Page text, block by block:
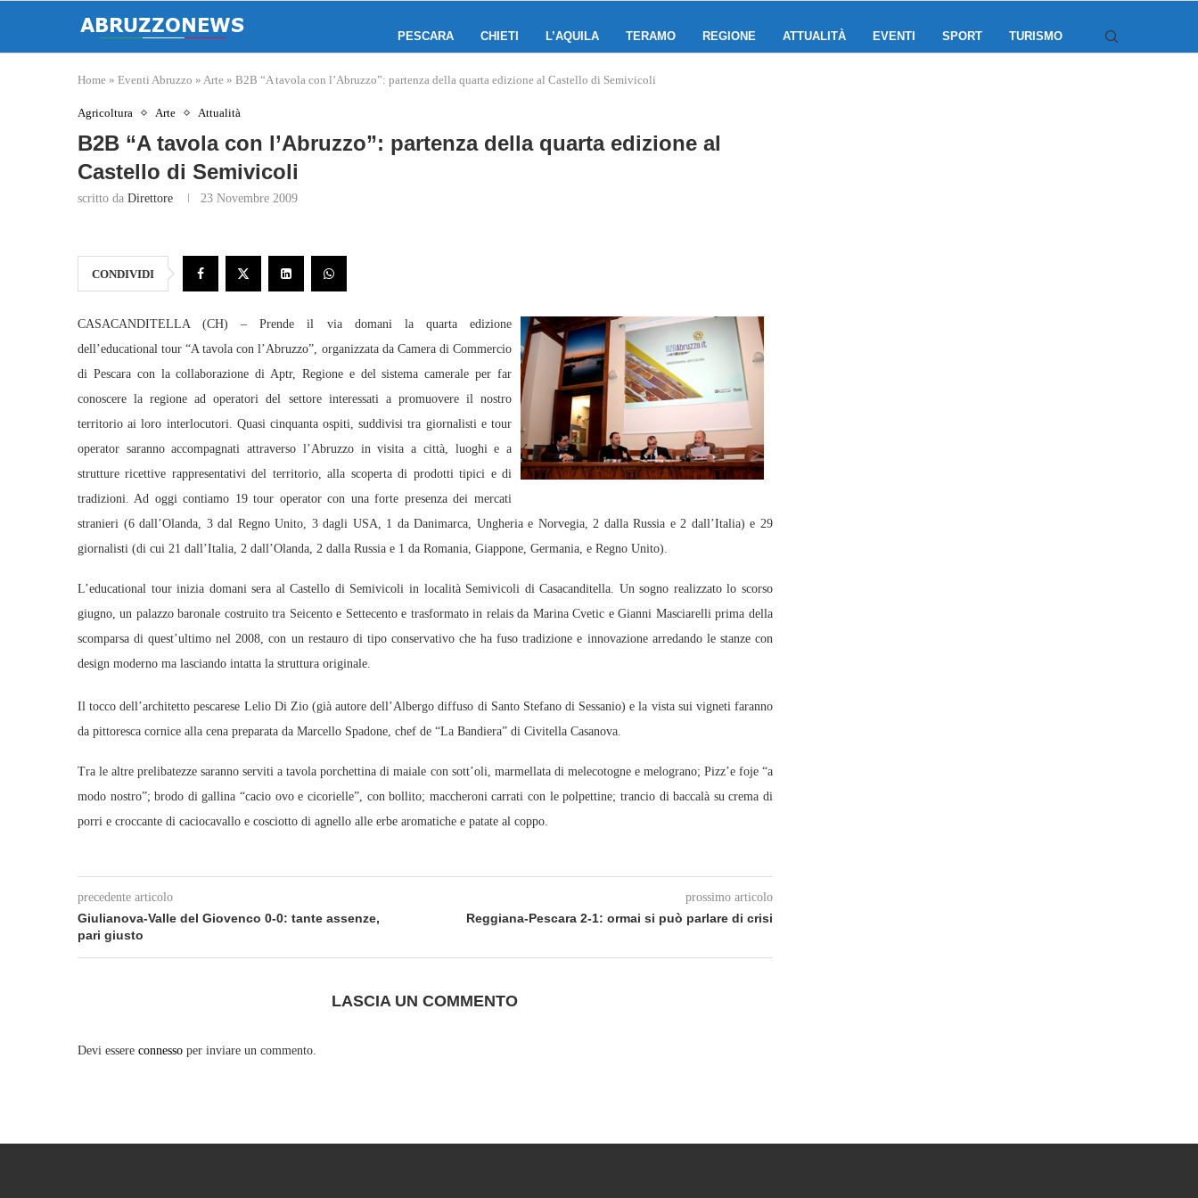
PESCARA CHIETI L’AQUILA TERAMO REGIONE ATTUALITÀ EVENTI SPORT TURISMO
Home » Eventi Abruzzo » Arte » B2B “A tavola con l’Abruzzo”: partenza della quarta edizione al Castello di Semivicoli
Agricoltura Arte Attualità
B2B “A tavola con l’Abruzzo”: partenza della quarta edizione al
Castello di Semivicoli
scritto da Direttore 23 Novembre 2009
CONDIVIDI
CASACANDITELLA (CH) – Prende il via domani la quarta edizione
dell’educational tour “A tavola con l’Abruzzo”, organizzata da Camera di Commercio
di Pescara con la collaborazione di Aptr, Regione e del sistema camerale per far
conoscere la regione ad operatori del settore interessati a promuovere il nostro
territorio ai loro interlocutori. Quasi cinquanta ospiti, suddivisi tra giornalisti e tour
operator saranno accompagnati attraverso l’Abruzzo in visita a città, luoghi e a
strutture ricettive rappresentativi del territorio, alla scoperta di prodotti tipici e di
tradizioni. Ad oggi contiamo 19 tour operator con una forte presenza dei mercati
stranieri (6 dall’Olanda, 3 dal Regno Unito, 3 dagli USA, 1 da Danimarca, Ungheria e Norvegia, 2 dalla Russia e 2 dall’Italia) e 29
giornalisti (di cui 21 dall’Italia, 2 dall’Olanda, 2 dalla Russia e 1 da Romania, Giappone, Germania, e Regno Unito).
L’educational tour inizia domani sera al Castello di Semivicoli in località Semivicoli di Casacanditella. Un sogno realizzato lo scorso
giugno, un palazzo baronale costruito tra Seicento e Settecento e trasformato in relais da Marina Cvetic e Gianni Masciarelli prima della
scomparsa di quest’ultimo nel 2008, con un restauro di tipo conservativo che ha fuso tradizione e innovazione arredando le stanze con
design moderno ma lasciando intatta la struttura originale.
Il tocco dell’architetto pescarese Lelio Di Zio (già autore dell’Albergo diffuso di Santo Stefano di Sessanio) e la vista sui vigneti faranno
da pittoresca cornice alla cena preparata da Marcello Spadone, chef de “La Bandiera” di Civitella Casanova.
Tra le altre prelibatezze saranno serviti a tavola porchettina di maiale con sott’oli, marmellata di melecotogne e melograno; Pizz’e foje “a
modo nostro”; brodo di gallina “cacio ovo e cicorielle”, con bollito; maccheroni carrati con le polpettine; trancio di baccalà su crema di
porri e croccante di caciocavallo e cosciotto di agnello alle erbe aromatiche e patate al coppo.
precedente articolo
Giulianova-Valle del Giovenco 0-0: tante assenze,
pari giusto
prossimo articolo
Reggiana-Pescara 2-1: ormai si può parlare di crisi
LASCIA UN COMMENTO
Devi essere connesso per inviare un commento.